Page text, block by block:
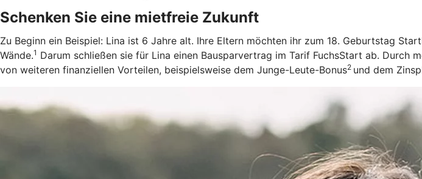
Schenken Sie eine mietfreie Zukunft
Zu Beginn ein Beispiel: Lina ist 6 Jahre alt. Ihre Eltern möchten ihr zum 18. Geburtstag
Wände.1 Darum schließen sie für Lina einen Bausparvertrag im Tarif FuchsStart ab. Durch
von weiteren finanziellen Vorteilen, beispielsweise dem Junge-Leute-Bonus2 und dem